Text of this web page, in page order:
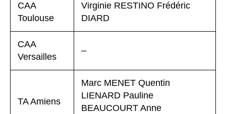
CAA
Toulouse
Virginie RESTINO Frédéric
DIARD
CAA
Versailles
–
TA Amiens
Marc MENET Quentin
LIENARD Pauline
BEAUCOURT Anne